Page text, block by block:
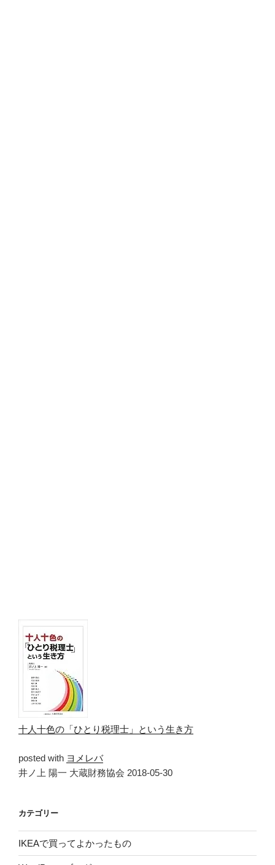
十人十色の「ひとり税理士」という生き方
posted with ヨメレバ
井ノ上 陽一 大蔵財務協会 2018-05-30
カテゴリー
IKEAで買ってよかったもの